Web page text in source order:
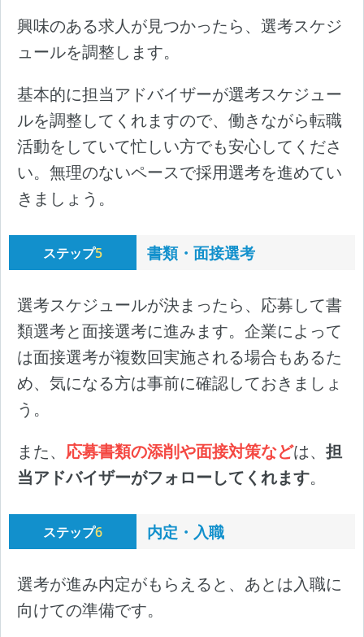
興味のある求人が見つかったら、選考スケジ
ュールを調整します。
基本的に担当アドバイザーが選考スケジュー
ルを調整してくれますので、働きながら転職
活動をしていて忙しい方でも安心してくださ
い。無理のないペースで採用選考を進めてい
きましょう。
ステップ5 書類・面接選考
選考スケジュールが決まったら、応募して書
類選考と面接選考に進みます。企業によって
は面接選考が複数回実施される場合もあるた
め、気になる方は事前に確認しておきましょ
う。
また、 応募書類の添削や面接対策などは、 担
当アドバイザーがフォローしてくれます。
ステップ6 内定・入職
選考が進み内定がもらえると、あとは入職に
向けての準備です。